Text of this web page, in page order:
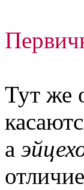
Тут же
а